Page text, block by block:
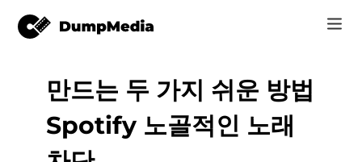
Video
Spotify mp3로
로그인
만드는 두 가지 쉬운 방법
Spotify 노골적인 노래